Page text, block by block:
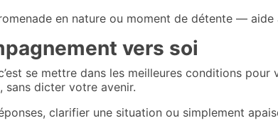
en nature ou moment de détente —
vers soi
se mettre dans les meilleures conditions
sans dicter votre avenir.
clarifier une situation ou simplement